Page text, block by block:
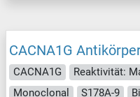
CACNA1G
CACNA1G Reaktivität:
Monoclonal
S178A-9